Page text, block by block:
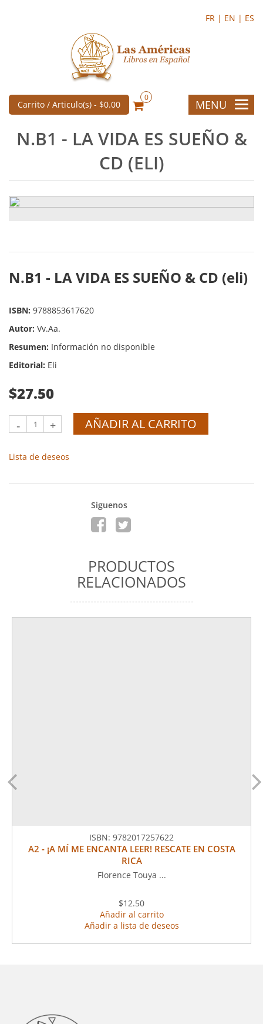
FR | EN | ES
Carrito / Articulo(s) - $0.00
0
MENU
N.B1 - LA VIDA ES SUEÑO &
CD (ELI)
N.B1 - LA VIDA ES SUEÑO & CD (eli)
ISBN: 9788853617620
Autor: Vv.Aa.
Resumen: Información no disponible
Editorial: Eli
$27.50
- + AÑADIR AL CARRITO
Lista de deseos
Siguenos
PRODUCTOS
RELACIONADOS
ISBN: 9782017257622
A2 - ¡A MÍ ME ENCANTA LEER! RESCATE EN COSTA
RICA
Florence Touya ...
$12.50
Añadir al carrito
Añadir a lista de deseos